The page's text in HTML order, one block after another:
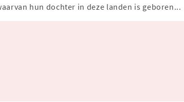
hun dochter in deze landen is geboren...